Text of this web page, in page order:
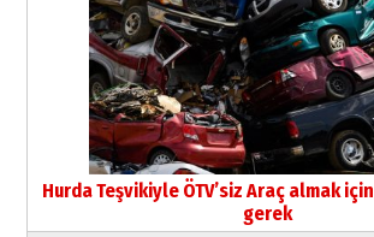
Hurda Teşvikiyle ÖTV’siz Araç almak
gerek